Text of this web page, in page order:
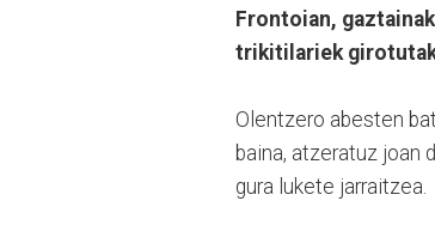
Frontoian,
trikitilariek
Olentzero abesten
baina, atzeratuz joan
gura lukete jarraitzea.